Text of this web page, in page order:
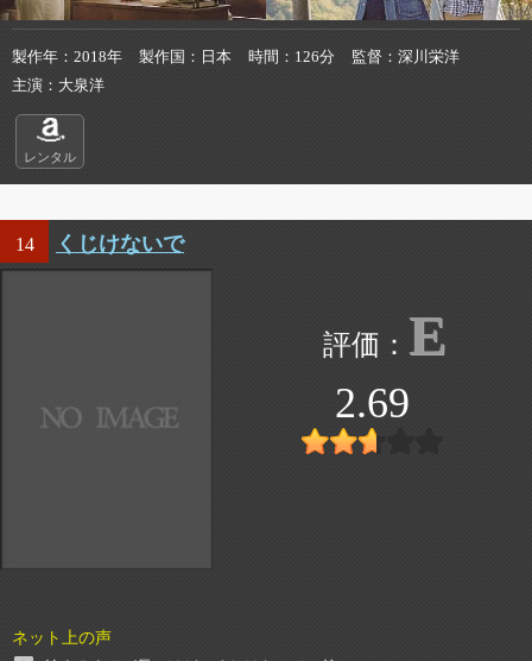
製作年 2018年 製作国 日本 時間 126分 監督
深川栄洋
主演
大泉洋
レンタル
14 くじけないで
E
2.69
ネット上の声